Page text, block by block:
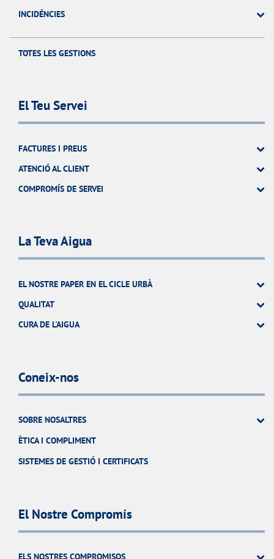
INCIDÉNCIES
TOTES LES GESTIONS
El Teu Servei
FACTURES I PREUS
ATENCIÓ AL CLIENT
COMPROMÍS DE SERVEI
La Teva Aigua
EL NOSTRE PAPER EN EL CICLE URBÀ
QUALITAT
CURA DE L'AIGUA
Coneix-nos
SOBRE NOSALTRES
ÈTICA I COMPLIMENT
SISTEMES DE GESTIÓ I CERTIFICATS
El Nostre Compromís